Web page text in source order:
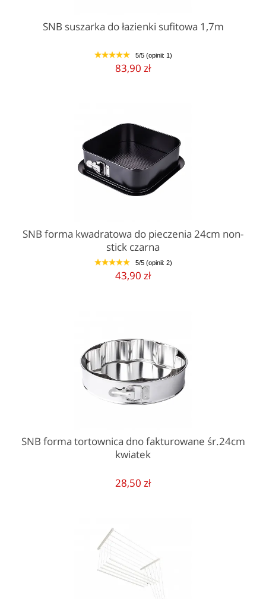
SNB suszarka do łazienki sufitowa 1,7m
1 2 3 4 5 5/5 (opinii: 1)
83,90 zł
SNB forma kwadratowa do pieczenia 24cm non-
stick czarna
1 2 3 4 5 5/5 (opinii: 2)
43,90 zł
SNB forma tortownica dno fakturowane śr.24cm
kwiatek
28,50 zł